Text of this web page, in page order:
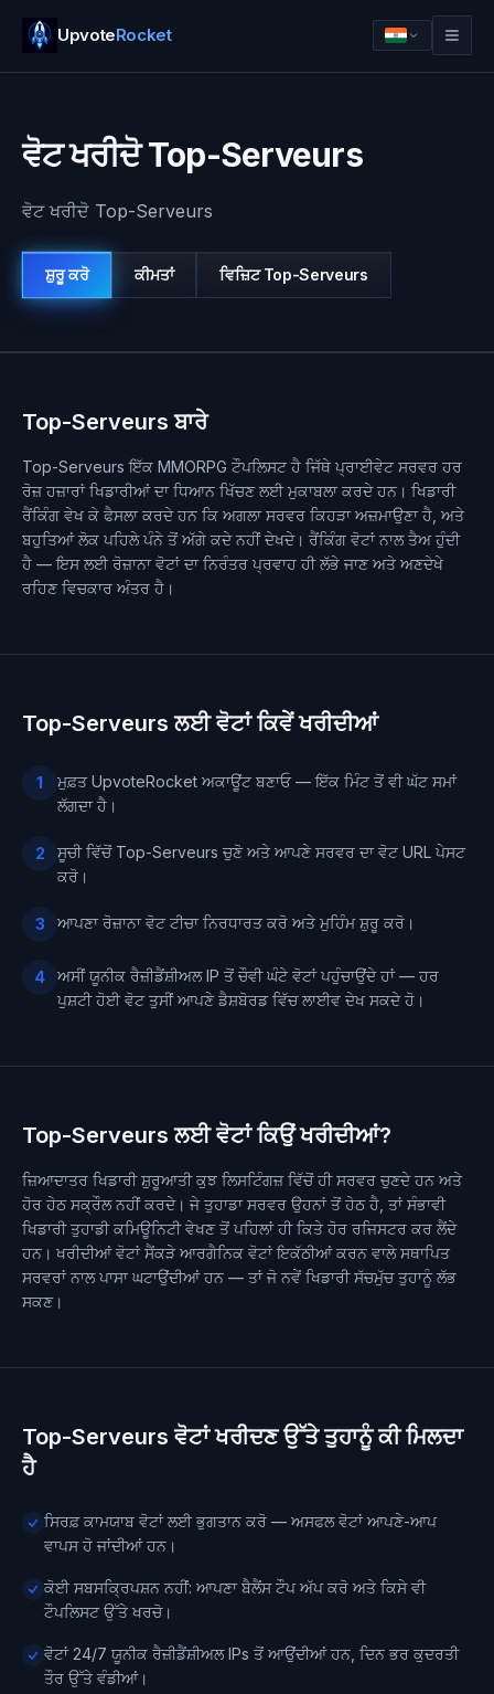
UpvoteRocket
ਵੋਟ ਖਰੀਦੋ Top-Serveurs
ਵੋਟ ਖਰੀਦੋ Top-Serveurs
ਸ਼ੁਰੂ ਕਰੋ ਕੀਮਤਾਂ ਵਿਜ਼ਿਟ Top-Serveurs
Top-Serveurs ਬਾਰੇ
Top-Serveurs ਇੱਕ MMORPG ਟੌਪਲਿਸਟ ਹੈ ਜਿੱਥੇ ਪ੍ਰਾਈਵੇਟ ਸਰਵਰ ਹਰ
ਰੋਜ਼ ਹਜ਼ਾਰਾਂ ਖਿਡਾਰੀਆਂ ਦਾ ਧਿਆਨ ਖਿੱਚਣ ਲਈ ਮੁਕਾਬਲਾ ਕਰਦੇ ਹਨ। ਖਿਡਾਰੀ
ਰੈਂਕਿੰਗ ਵੇਖ ਕੇ ਫੈਸਲਾ ਕਰਦੇ ਹਨ ਕਿ ਅਗਲਾ ਸਰਵਰ ਕਿਹੜਾ ਅਜ਼ਮਾਉਣਾ ਹੈ, ਅਤੇ
ਬਹੁਤਿਆਂ ਲੋਕ ਪਹਿਲੇ ਪੰਨੇ ਤੋਂ ਅੱਗੇ ਕਦੇ ਨਹੀਂ ਦੇਖਦੇ। ਰੈਂਕਿੰਗ ਵੋਟਾਂ ਨਾਲ ਤੈਅ ਹੁੰਦੀ
ਹੈ — ਇਸ ਲਈ ਰੋਜ਼ਾਨਾ ਵੋਟਾਂ ਦਾ ਨਿਰੰਤਰ ਪ੍ਰਵਾਹ ਹੀ ਲੱਭੇ ਜਾਣ ਅਤੇ ਅਣਦੇਖੇ
ਰਹਿਣ ਵਿਚਕਾਰ ਅੰਤਰ ਹੈ।
Top-Serveurs ਲਈ ਵੋਟਾਂ ਕਿਵੇਂ ਖਰੀਦੀਆਂ
1
ਮੁਫ਼ਤ UpvoteRocket ਅਕਾਊਂਟ ਬਣਾਓ — ਇੱਕ ਮਿੰਟ ਤੋਂ ਵੀ ਘੱਟ ਸਮਾਂ
ਲੱਗਦਾ ਹੈ।
2
ਸੂਚੀ ਵਿੱਚੋਂ Top-Serveurs ਚੁਣੋ ਅਤੇ ਆਪਣੇ ਸਰਵਰ ਦਾ ਵੋਟ URL ਪੇਸਟ
ਕਰੋ।
3 ਆਪਣਾ ਰੋਜ਼ਾਨਾ ਵੋਟ ਟੀਚਾ ਨਿਰਧਾਰਤ ਕਰੋ ਅਤੇ ਮੁਹਿੰਮ ਸ਼ੁਰੂ ਕਰੋ।
4
ਅਸੀਂ ਯੂਨੀਕ ਰੈਜ਼ੀਡੈਂਸ਼ੀਅਲ IP ਤੋਂ ਚੌਵੀ ਘੰਟੇ ਵੋਟਾਂ ਪਹੁੰਚਾਉਂਦੇ ਹਾਂ — ਹਰ
ਪੁਸ਼ਟੀ ਹੋਈ ਵੋਟ ਤੁਸੀਂ ਆਪਣੇ ਡੈਸ਼ਬੋਰਡ ਵਿੱਚ ਲਾਈਵ ਦੇਖ ਸਕਦੇ ਹੋ।
Top-Serveurs ਲਈ ਵੋਟਾਂ ਕਿਉਂ ਖਰੀਦੀਆਂ?
ਜ਼ਿਆਦਾਤਰ ਖਿਡਾਰੀ ਸ਼ੁਰੂਆਤੀ ਕੁਝ ਲਿਸਟਿੰਗਜ਼ ਵਿੱਚੋਂ ਹੀ ਸਰਵਰ ਚੁਣਦੇ ਹਨ ਅਤੇ
ਹੋਰ ਹੇਠ ਸਕ੍ਰੌਲ ਨਹੀਂ ਕਰਦੇ। ਜੇ ਤੁਹਾਡਾ ਸਰਵਰ ਉਹਨਾਂ ਤੋਂ ਹੇਠ ਹੈ, ਤਾਂ ਸੰਭਾਵੀ
ਖਿਡਾਰੀ ਤੁਹਾਡੀ ਕਮਿਊਨਿਟੀ ਵੇਖਣ ਤੋਂ ਪਹਿਲਾਂ ਹੀ ਕਿਤੇ ਹੋਰ ਰਜਿਸਟਰ ਕਰ ਲੈਂਦੇ
ਹਨ। ਖਰੀਦੀਆਂ ਵੋਟਾਂ ਸੈਂਕੜੇ ਆਰਗੈਨਿਕ ਵੋਟਾਂ ਇਕੱਠੀਆਂ ਕਰਨ ਵਾਲੇ ਸਥਾਪਿਤ
ਸਰਵਰਾਂ ਨਾਲ ਪਾਸਾ ਘਟਾਉਂਦੀਆਂ ਹਨ — ਤਾਂ ਜੋ ਨਵੇਂ ਖਿਡਾਰੀ ਸੱਚਮੁੱਚ ਤੁਹਾਨੂੰ ਲੱਭ
ਸਕਣ।
Top-Serveurs ਵੋਟਾਂ ਖਰੀਦਣ ਉੱਤੇ ਤੁਹਾਨੂੰ ਕੀ ਮਿਲਦਾ
ਹੈ
ਸਿਰਫ਼ ਕਾਮਯਾਬ ਵੋਟਾਂ ਲਈ ਭੁਗਤਾਨ ਕਰੋ — ਅਸਫਲ ਵੋਟਾਂ ਆਪਣੇ-ਆਪ
ਵਾਪਸ ਹੋ ਜਾਂਦੀਆਂ ਹਨ।
ਕੋਈ ਸਬਸਕ੍ਰਿਪਸ਼ਨ ਨਹੀਂ: ਆਪਣਾ ਬੈਲੈਂਸ ਟੌਪ ਅੱਪ ਕਰੋ ਅਤੇ ਕਿਸੇ ਵੀ
ਟੌਪਲਿਸਟ ਉੱਤੇ ਖਰਚੋ।
ਵੋਟਾਂ 24/7 ਯੂਨੀਕ ਰੈਜ਼ੀਡੈਂਸ਼ੀਅਲ IPs ਤੋਂ ਆਉਂਦੀਆਂ ਹਨ, ਦਿਨ ਭਰ ਕੁਦਰਤੀ
ਤੌਰ ਉੱਤੇ ਵੰਡੀਆਂ।